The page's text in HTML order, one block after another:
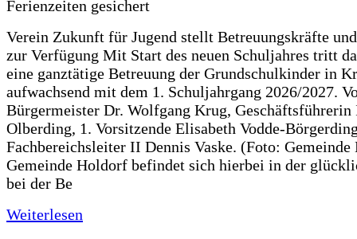
Verein Zukunft für Jugend stellt Betreuungskräfte
zur Verfügung Mit Start des neuen Schuljahres tritt
eine ganztätige Betreuung der Grundschulkinder in
aufwachsend mit dem 1. Schuljahrgang 2026/2027.
Bürgermeister Dr. Wolfgang Krug, Geschäftsführerin
Olberding, 1. Vorsitzende Elisabeth Vodde-
Fachbereichsleiter II Dennis Vaske. (Foto:
Gemeinde Holdorf befindet sich hierbei in der
bei der Be
Weiterlesen